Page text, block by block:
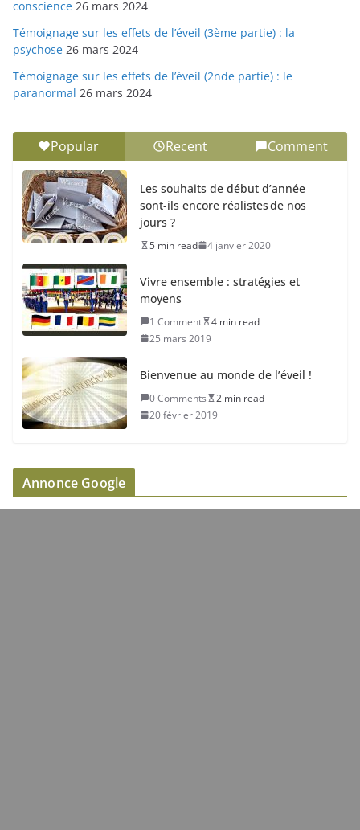
conscience 26 mars 2024
Témoignage sur les effets de l’éveil (3ème partie) : la
psychose 26 mars 2024
Témoignage sur les effets de l’éveil (2nde partie) : le
paranormal 26 mars 2024
Popular Recent Comment
Les souhaits de début d’année
sont-ils encore réalistes de nos
jours ?
5 min read 4 janvier 2020
Vivre ensemble : stratégies et
moyens
1 Comment
4 min read
25 mars 2019
Bienvenue au monde de l’éveil !
0 Comments
2 min read
20 février 2019
Annonce Google